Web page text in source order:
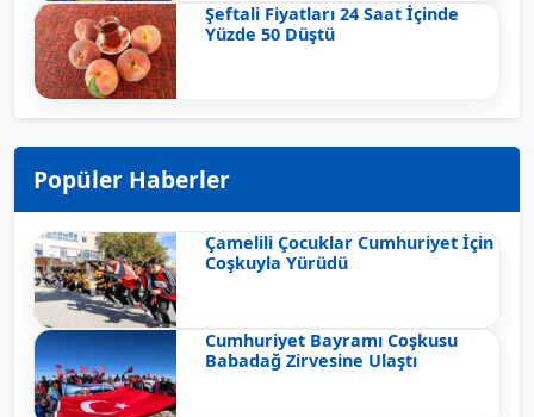
Şeftali Fiyatları 24 Saat İçinde
Yüzde 50 Düştü
Popüler Haberler
Çamelili Çocuklar Cumhuriyet İçin
Coşkuyla Yürüdü
Cumhuriyet Bayramı Coşkusu
Babadağ Zirvesine Ulaştı